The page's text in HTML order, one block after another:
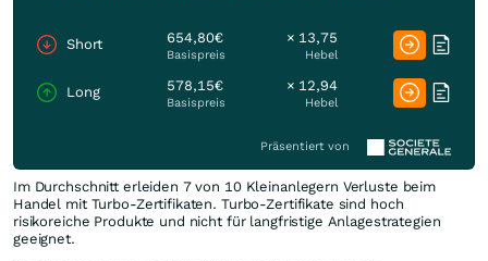
Short 654,80€
Basispreis
× 13,75
Hebel
Long 578,15€
Basispreis
× 12,94
Hebel
Präsentiert von
Im Durchschnitt erleiden 7 von 10 Kleinanlegern Verluste beim
Handel mit Turbo-Zertifikaten. Turbo-Zertifikate sind hoch
risikoreiche Produkte und nicht für langfristige Anlagestrategien
geeignet.